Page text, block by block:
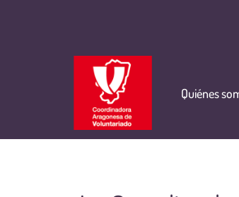
Quiénes